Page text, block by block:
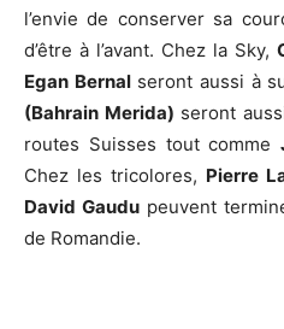
l’envie de conserver sa
d’être à l’avant. Chez la Sky,
Egan Bernalseront aussi à
(Bahrain Merida) seront
routes Suisses tout comme
Chez les tricolores, Pierre
David Gaudupeuvent
de Romandie.